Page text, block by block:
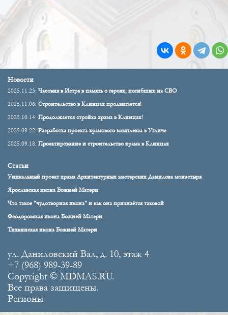
Новости
2025.11.23: Часовня в Истре в память о героях, погибших на СВО
2025.11.06: Строительство в Клинцах продвигается!
2025.10.14: Продолжается стройка храма в Клинцах!
2025.09.22: Разработка проекта храмового комплекса в Угличе
2025.09.18: Проектирование и строительство храма в Клинцах
Статьи
Уникальный проект храма Архитектурных мастерских Данилова монастыря
Ярославская икона Божией Матери
Что такое "чудотворная икона" и как она признаётся таковой
Феодоровская икона Божией Матери
Тихвинская икона Божией Матери
ул. Даниловский Вал, д. 10, этаж 4
+7 (968) 989-39-89
Copyright © MDMAS.RU.
Все права защищены.
Регионы